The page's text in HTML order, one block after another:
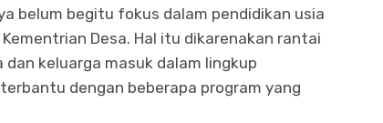
belum begitu fokus dalam pendidikan usia
Desa. Hal itu dikarenakan rantai
keluarga masuk dalam lingkup
dengan beberapa program yang